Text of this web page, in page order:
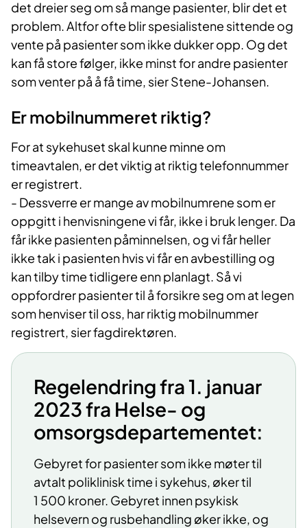
det dreier seg om så mange pasienter, blir det et
problem. Altfor ofte blir spesialistene sittende og
vente på pasienter som ikke dukker opp. Og det
kan få store følger, ikke minst for andre pasienter
som venter på å få time, sier Stene-Johansen.​
Er mobilnummeret riktig?
For at sykehuset skal kunne minne om
timeavtalen, er det viktig at riktig telefonnummer
er registrert.
- Dessverre er mange av mobilnumrene som er
oppgitt i henvisningene vi får, ikke i bruk lenger. Da
får ikke pasienten påminnelsen, og vi får heller
ikke tak i pasienten hvis vi får en avbestilling og
kan tilby time tidligere enn planlagt. Så vi
oppfordrer pasienter til å forsikre seg om at legen
som henviser til oss, har riktig mobilnummer
registrert, sier fagdirektøren.
Regelendring fra 1. januar
2023 fra Helse- og
omsorgsdepartementet:
​Gebyret for pasienter som ikke møter til
avtalt poliklinisk time i sykehus, øker til
1 500 kroner. Gebyret innen psykisk
helsevern og rusbehandling øker ikke, og